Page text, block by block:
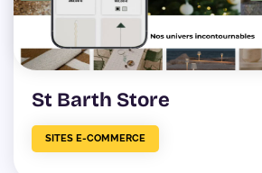
St Barth Store
SITES E-COMMERCE